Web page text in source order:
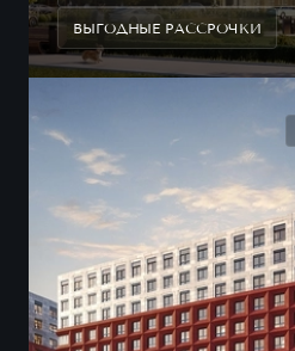
ВЫГОДНЫЕ РАССРОЧКИ